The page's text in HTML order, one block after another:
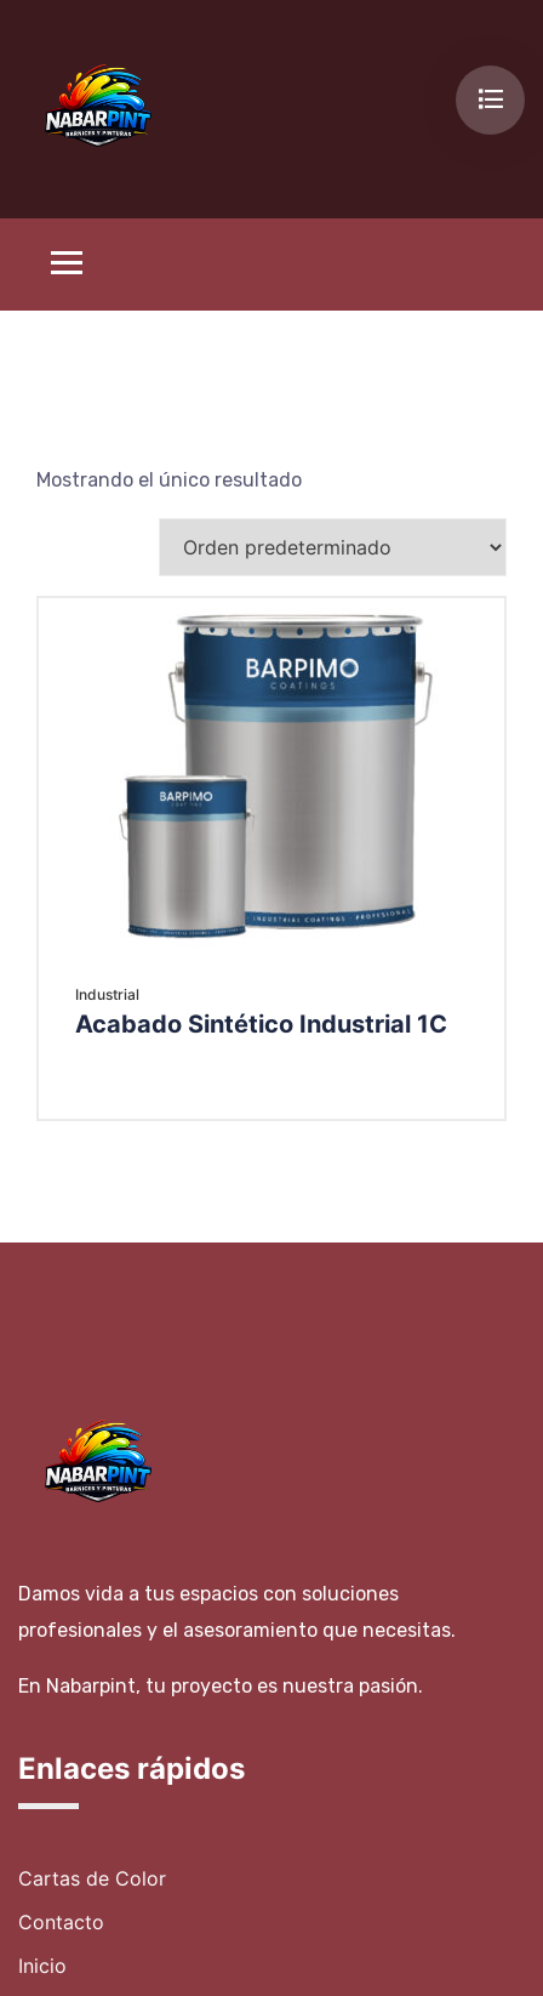
Mostrando el único resultado
Industrial
Acabado Sintético Industrial 1C
Damos vida a tus espacios con soluciones
profesionales y el asesoramiento que necesitas.
En Nabarpint, tu proyecto es nuestra pasión.
Enlaces rápidos
Cartas de Color
Contacto
Inicio